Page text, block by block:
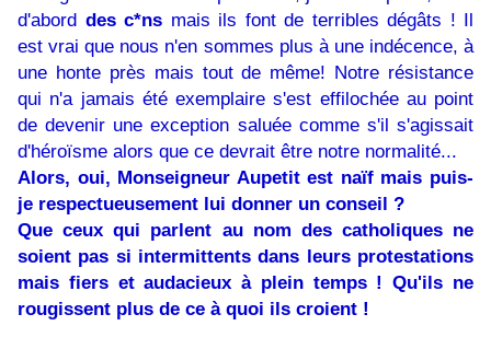
d'abord des c*ns mais ils font de terribles dégâts ! Il
est vrai que nous n'en sommes plus à une indécence, à
une honte près mais tout de même! Notre résistance
qui n'a jamais été exemplaire s'est effilochée au point
de devenir une exception saluée comme s'il s'agissait
d'héroïsme alors que ce devrait être notre normalité...
Alors, oui, Monseigneur Aupetit est naïf mais puis-
je respectueusement lui donner un conseil ?
Que ceux qui parlent au nom des catholiques ne
soient pas si intermittents dans leurs protestations
mais fiers et audacieux à plein temps ! Qu'ils ne
rougissent plus de ce à quoi ils croient !